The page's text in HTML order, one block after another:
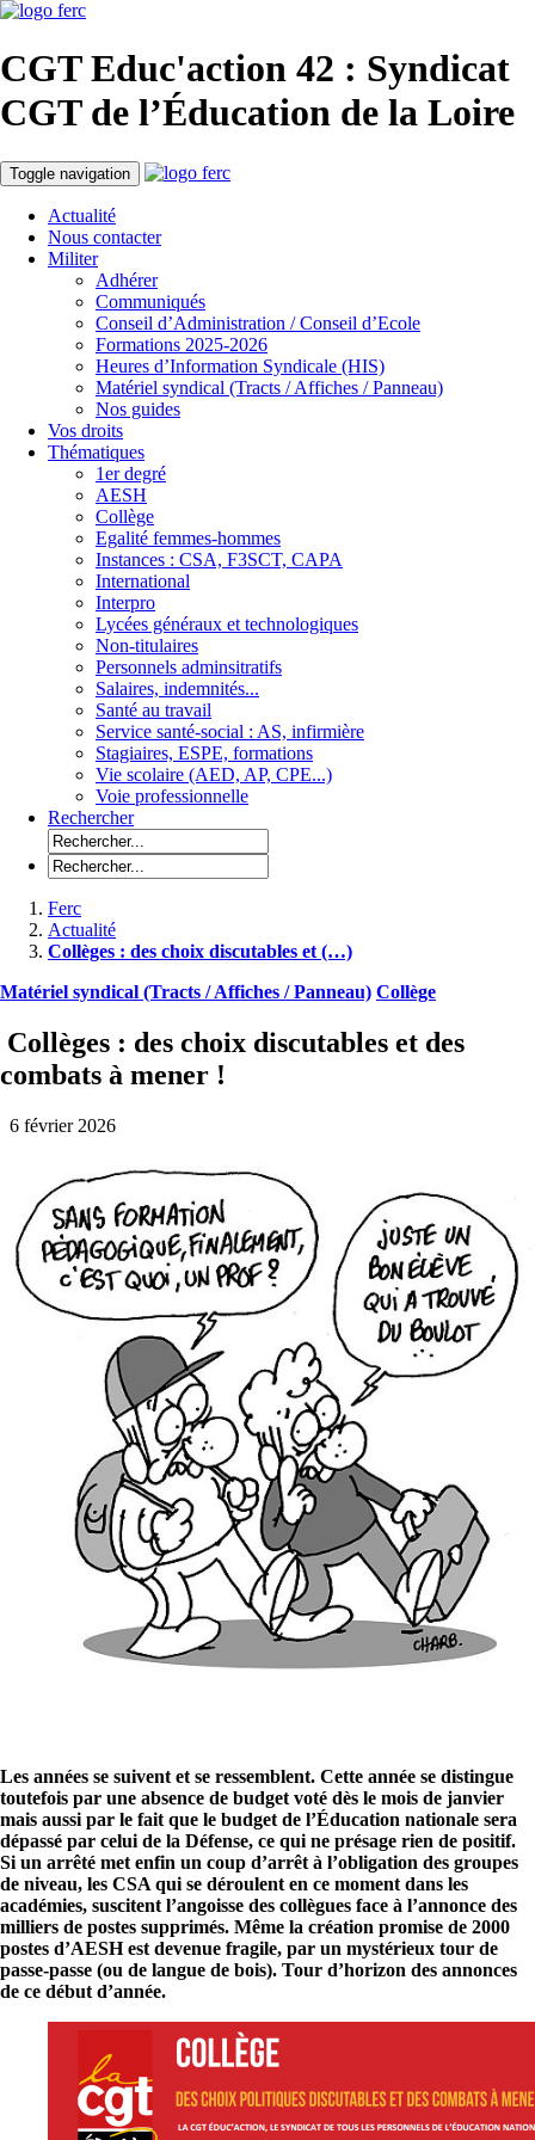
CGT Educ'action 42 : Syndicat
CGT de l’Éducation de la Loire
Toggle navigation
Actualité
Nous contacter
Militer
Adhérer
Communiqués
Conseil d’Administration / Conseil d’Ecole
Formations 2025-2026
Heures d’Information Syndicale (HIS)
Matériel syndical (Tracts / Affiches / Panneau)
Nos guides
Vos droits
Thématiques
1er degré
AESH
Collège
Egalité femmes-hommes
Instances : CSA, F3SCT, CAPA
International
Interpro
Lycées généraux et technologiques
Non-titulaires
Personnels adminsitratifs
Salaires, indemnités...
Santé au travail
Service santé-social : AS, infirmière
Stagiaires, ESPE, formations
Vie scolaire (AED, AP, CPE...)
Voie professionnelle
Rechercher
Ferc
Actualité
Collèges : des choix discutables et (…)
Matériel syndical (Tracts / Affiches / Panneau) Collège
Collèges : des choix discutables et des
combats à mener !
6 février 2026
Les années se suivent et se ressemblent. Cette année se distingue
toutefois par une absence de budget voté dès le mois de janvier
mais aussi par le fait que le budget de l’Éducation nationale sera
dépassé par celui de la Défense, ce qui ne présage rien de positif.
Si un arrêté met enfin un coup d’arrêt à l’obligation des groupes
de niveau, les CSA qui se déroulent en ce moment dans les
académies, suscitent l’angoisse des collègues face à l’annonce des
milliers de postes supprimés. Même la création promise de 2000
postes d’AESH est devenue fragile, par un mystérieux tour de
passe-passe (ou de langue de bois). Tour d’horizon des annonces
de ce début d’année.